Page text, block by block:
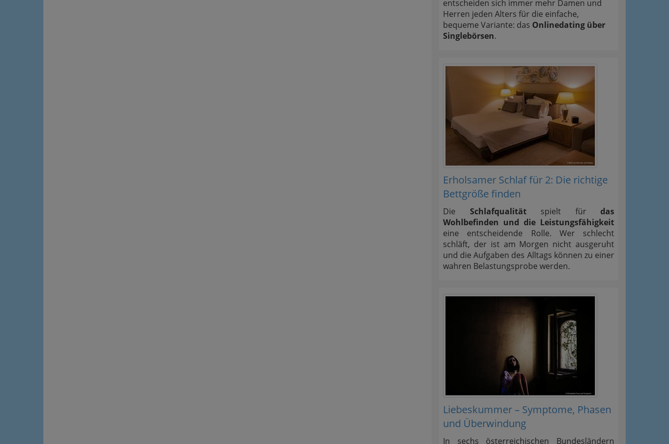
entscheiden sich immer mehr Damen und
Herren jeden Alters für die einfache,
bequeme Variante: das Onlinedating über
Singlebörsen.
Erholsamer Schlaf für 2: Die richtige
Bettgröße finden
Die Schlafqualitätspielt für das
Wohlbefinden und die Leistungsfähigkeit
eine entscheidende Rolle. Wer schlecht
schläft, der ist am Morgen nicht ausgeruht
und die Aufgaben des Alltags können zu einer
wahren Belastungsprobe werden.
Liebeskummer – Symptome, Phasen
und Überwindung
In sechs österreichischen Bundesländern